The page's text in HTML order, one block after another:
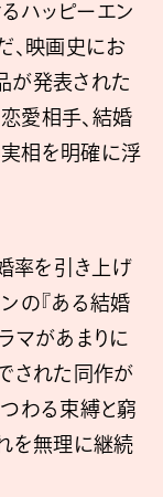
ハッピーエン
、映画史にお
が発表された
愛相手、結婚
相を明確に浮
率を引き上げ
の『ある結婚
マがあまりに
された同作が
わる束縛と窮
を無理に継続